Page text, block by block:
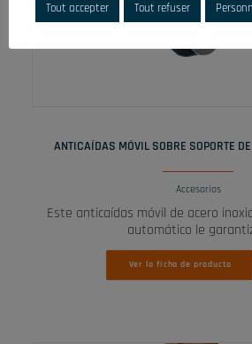
ANTICAÍDAS MÓVIL SOBRE SOPORTE
Accesorios
Este anticaídas móvil de acero
automático le
Ver la ficha de producto
Tout accepter Tout refuser